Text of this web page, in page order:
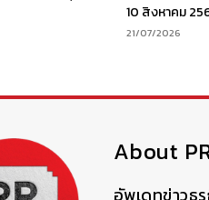
10 สิงหาคม
21/07/2026
About